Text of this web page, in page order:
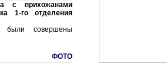
с прихожанами
1-го отделения
были совершены
ФОТО